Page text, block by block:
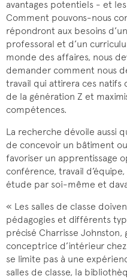
avantages potentiels - et
Comment pouvons-nous
répondront aux besoins
professoral et d’un
monde des affaires, nous
demander comment nous
travail qui attirera ces
de la génération Z et
compétences.
La recherche dévoile aussi
de concevoir un bâtiment
favoriser un apprentissage
conférence, travail
étude par soi-même et
« Les salles de classe
pédagogies et différents
précisé Charrisse
conceptrice d’intérieur
se limite pas à une
salles de classe, la